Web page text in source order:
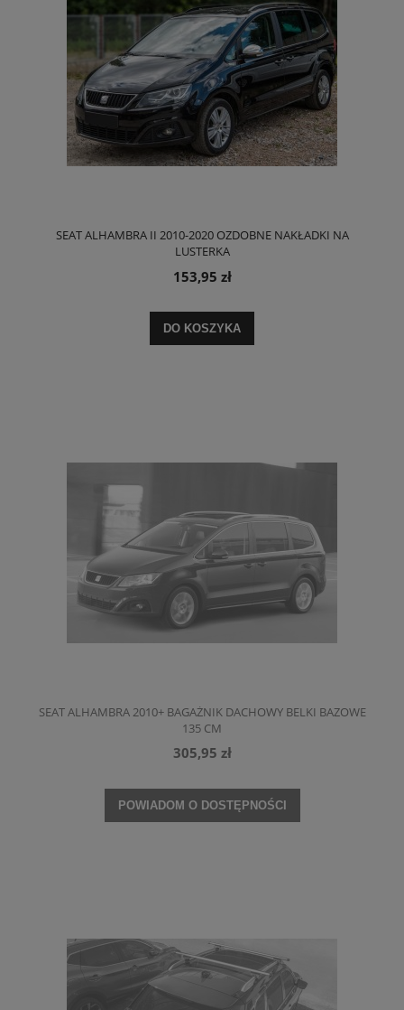
SEAT ALHAMBRA II 2010-2020 OZDOBNE NAKŁADKI NA
LUSTERKA
153,95 zł
DO KOSZYKA
SEAT ALHAMBRA 2010+ BAGAŻNIK DACHOWY BELKI BAZOWE
135 CM
305,95 zł
POWIADOM O DOSTĘPNOŚCI